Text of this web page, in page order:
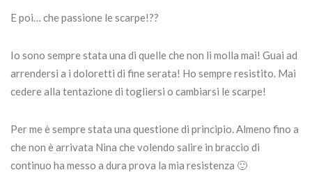
E poi… che passione le scarpe!??
Io sono sempre stata una di quelle che non li molla mai! Guai ad
arrendersi a i doloretti di fine serata! Ho sempre resistito. Mai
cedere alla tentazione di togliersi o cambiarsi le scarpe!
Per me è sempre stata una questione di principio. Almeno fino a
che non è arrivata Nina che volendo salire in braccio di
continuo ha messo a dura prova la mia resistenza 🙂